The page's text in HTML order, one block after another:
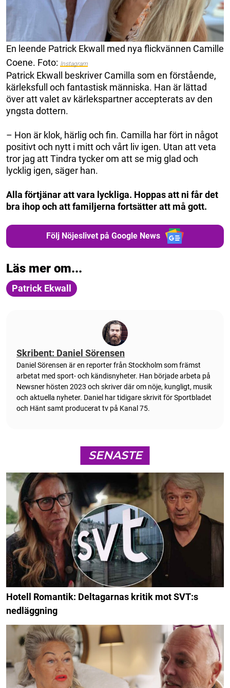
En leende Patrick Ekwall med nya flickvännen Camille
Coene. Foto: Instagram
Patrick Ekwall beskriver Camilla som en förstående,
kärleksfull och fantastisk människa. Han är lättad
över att valet av kärlekspartner accepterats av den
yngsta dottern.
– Hon är klok, härlig och fin. Camilla har fört in något
positivt och nytt i mitt och vårt liv igen. Utan att veta
tror jag att Tindra tycker om att se mig glad och
lycklig igen, säger han.
Alla förtjänar att vara lyckliga. Hoppas att ni får det
bra ihop och att familjerna fortsätter att må gott.
Följ Nöjeslivet på Google News
Läs mer om...
Patrick Ekwall
Skribent: Daniel Sörensen
Daniel Sörensen är en reporter från Stockholm som främst
arbetat med sport- och kändisnyheter. Han började arbeta på
Newsner hösten 2023 och skriver där om nöje, kungligt, musik
och aktuella nyheter. Daniel har tidigare skrivit för Sportbladet
och Hänt samt producerat tv på Kanal 75.
SENASTE
Hotell Romantik: Deltagarnas kritik mot SVT:s
nedläggning